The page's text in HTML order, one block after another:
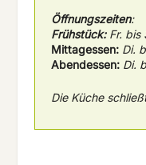
Öffnungszeiten:
Frühstück: Fr. bis
Mittagessen: Di.
Abendessen: Di.
Die Küche